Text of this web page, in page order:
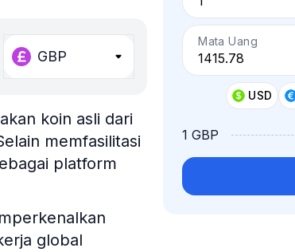
GBP
Mata Uang
USD
1 GBP
koin asli dari
memfasilitasi
platform
global